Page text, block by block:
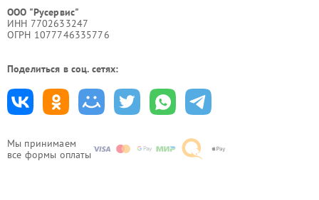
Мы принимаем
все формы оплаты
ООО "Русервис"
ИНН 7702633247
ОГРН 1077746335776
Поделиться в соц. сетях: